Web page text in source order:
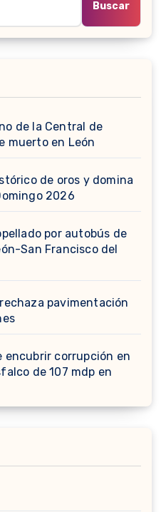
Buscar
de la Central de
muerto en León
de oros y domina
2026
por autobús de
San Francisco del
pavimentación
encubrir corrupción en
de 107 mdp en